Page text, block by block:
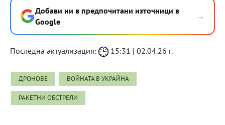
Добави ни в предпочитани източници в
Google
→
Последна актуализация: 15:31 | 02.04.26 г.
ДРОНОВЕ ВОЙНАТА В УКРАЙНА
РАКЕТНИ ОБСТРЕЛИ